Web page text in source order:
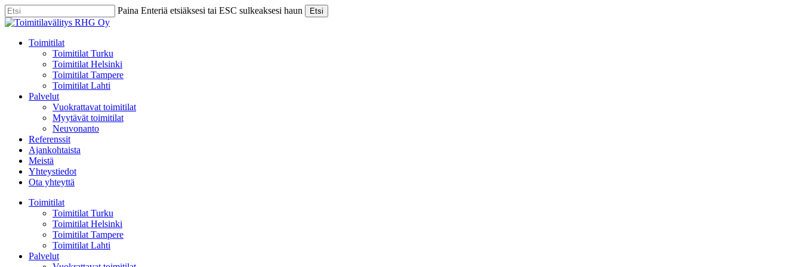
Skip
to
content
Paina Enteriä etsiäksesi tai ESC sulkeaksesi haun Etsi
Close
Menu
Toimitilat
Toimitilat Turku
Toimitilat Helsinki
Toimitilat Tampere
Toimitilat Lahti
Palvelut
Vuokrattavat toimitilat
Myytävät toimitilat
Neuvonanto
Referenssit
Ajankohtaista
Meistä
Yhteystiedot
Ota yhteyttä
Toimitilat
Toimitilat Turku
Toimitilat Helsinki
Toimitilat Tampere
Toimitilat Lahti
Palvelut